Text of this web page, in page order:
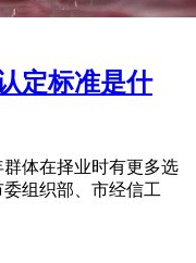
定标准是什
体在择业时有更多选
组织部、市经信工